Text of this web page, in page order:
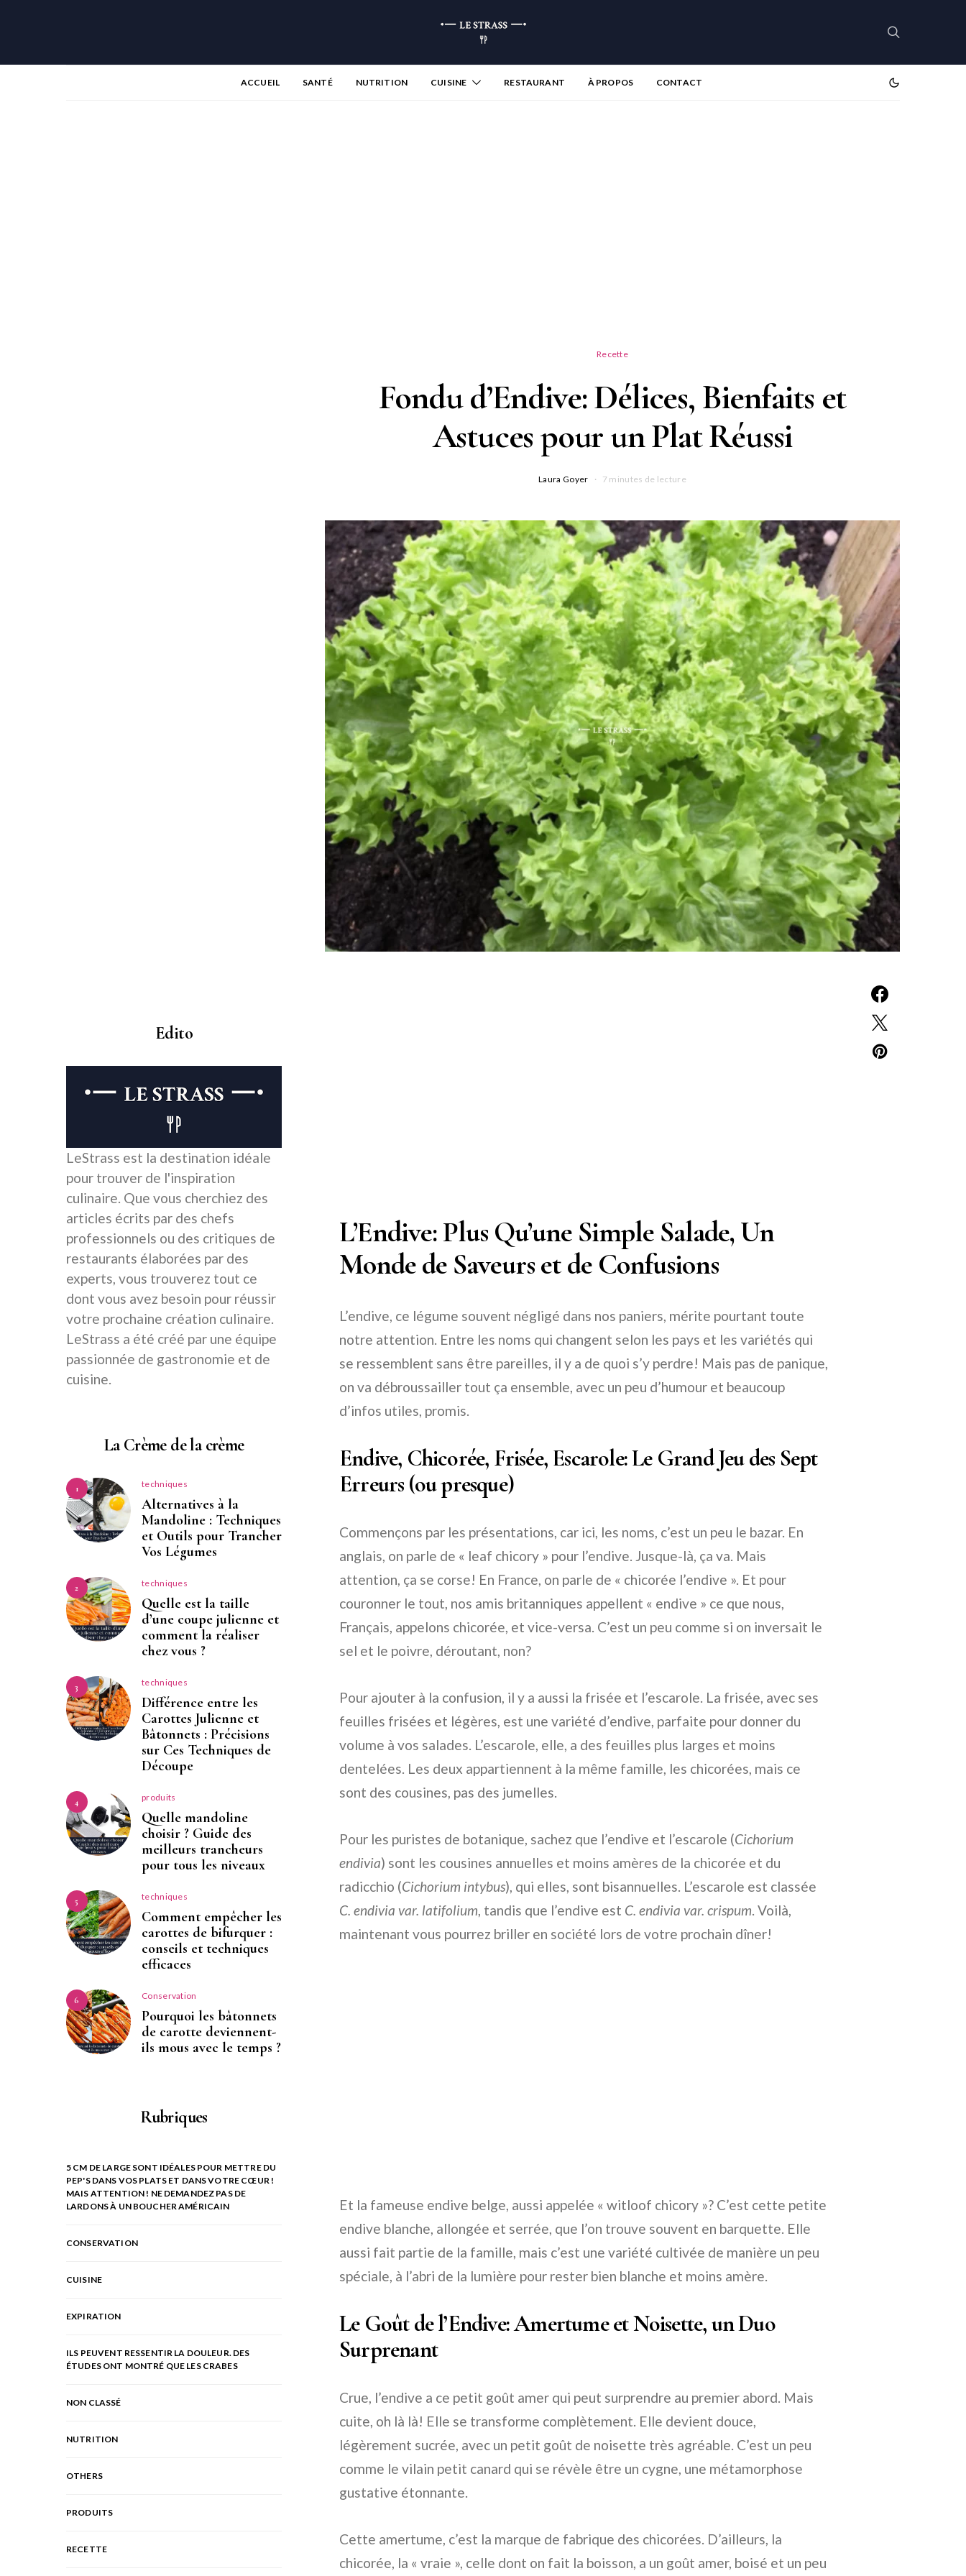
ACCUEIL SANTÉ NUTRITION CUISINE RESTAURANT À PROPOS CONTACT
Recette
Fondu d’Endive: Délices, Bienfaits et
Astuces pour un Plat Réussi
Laura Goyer 7 minutes de lecture
L’Endive: Plus Qu’une Simple Salade, Un
Monde de Saveurs et de Confusions
L’endive, ce légume souvent négligé dans nos paniers, mérite pourtant toute
notre attention. Entre les noms qui changent selon les pays et les variétés qui
se ressemblent sans être pareilles, il y a de quoi s’y perdre! Mais pas de panique,
on va débroussailler tout ça ensemble, avec un peu d’humour et beaucoup
d’infos utiles, promis.
Endive, Chicorée, Frisée, Escarole: Le Grand Jeu des Sept
Erreurs (ou presque)
Commençons par les présentations, car ici, les noms, c’est un peu le bazar. En
anglais, on parle de « leaf chicory » pour l’endive. Jusque-là, ça va. Mais
attention, ça se corse! En France, on parle de « chicorée l’endive ». Et pour
couronner le tout, nos amis britanniques appellent « endive » ce que nous,
Français, appelons chicorée, et vice-versa. C’est un peu comme si on inversait le
sel et le poivre, déroutant, non?
Pour ajouter à la confusion, il y a aussi la frisée et l’escarole. La frisée, avec ses
feuilles frisées et légères, est une variété d’endive, parfaite pour donner du
volume à vos salades. L’escarole, elle, a des feuilles plus larges et moins
dentelées. Les deux appartiennent à la même famille, les chicorées, mais ce
sont des cousines, pas des jumelles.
Pour les puristes de botanique, sachez que l’endive et l’escarole (Cichorium
endivia) sont les cousines annuelles et moins amères de la chicorée et du
radicchio (Cichorium intybus), qui elles, sont bisannuelles. L’escarole est classée
C. endivia var. latifolium, tandis que l’endive est C. endivia var. crispum. Voilà,
maintenant vous pourrez briller en société lors de votre prochain dîner!
Et la fameuse endive belge, aussi appelée « witloof chicory »? C’est cette petite
endive blanche, allongée et serrée, que l’on trouve souvent en barquette. Elle
aussi fait partie de la famille, mais c’est une variété cultivée de manière un peu
spéciale, à l’abri de la lumière pour rester bien blanche et moins amère.
Le Goût de l’Endive: Amertume et Noisette, un Duo
Surprenant
Crue, l’endive a ce petit goût amer qui peut surprendre au premier abord. Mais
cuite, oh là là! Elle se transforme complètement. Elle devient douce,
légèrement sucrée, avec un petit goût de noisette très agréable. C’est un peu
comme le vilain petit canard qui se révèle être un cygne, une métamorphose
gustative étonnante.
Cette amertume, c’est la marque de fabrique des chicorées. D’ailleurs, la
chicorée, la « vraie », celle dont on fait la boisson, a un goût amer, boisé et un peu
Edito
LeStrass est la destination idéale
pour trouver de l'inspiration
culinaire. Que vous cherchiez des
articles écrits par des chefs
professionnels ou des critiques de
restaurants élaborées par des
experts, vous trouverez tout ce
dont vous avez besoin pour réussir
votre prochaine création culinaire.
LeStrass a été créé par une équipe
passionnée de gastronomie et de
cuisine.
La Crème de la crème
1 techniques
Alternatives à la
Mandoline : Techniques
et Outils pour Trancher
Vos Légumes
2 techniques
Quelle est la taille
d’une coupe julienne et
comment la réaliser
chez vous ?
3 techniques
Différence entre les
Carottes Julienne et
Bâtonnets : Précisions
sur Ces Techniques de
Découpe
4 produits
Quelle mandoline
choisir ? Guide des
meilleurs trancheurs
pour tous les niveaux
5 techniques
Comment empêcher les
carottes de bifurquer :
conseils et techniques
efficaces
6 Conservation
Pourquoi les bâtonnets
de carotte deviennent-
ils mous avec le temps ?
Rubriques
5 CM DE LARGE SONT IDÉALES POUR METTRE DU
PEP'S DANS VOS PLATS ET DANS VOTRE CŒUR !
MAIS ATTENTION ! NE DEMANDEZ PAS DE
LARDONS À UN BOUCHER AMÉRICAIN
CONSERVATION
CUISINE
EXPIRATION
ILS PEUVENT RESSENTIR LA DOULEUR. DES
ÉTUDES ONT MONTRÉ QUE LES CRABES
NON CLASSÉ
NUTRITION
OTHERS
PRODUITS
RECETTE